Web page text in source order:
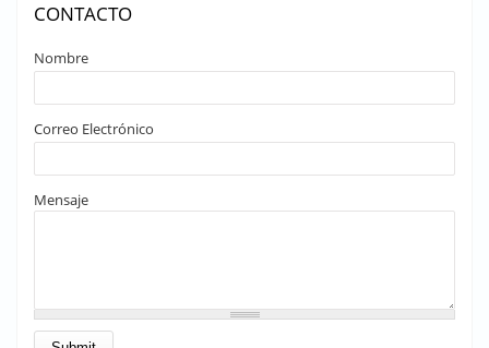
CONTACTO
Nombre
Correo Electrónico
Mensaje